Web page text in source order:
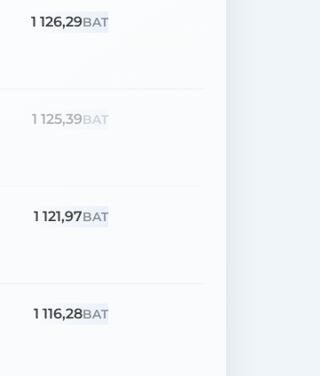
1 126,29BAT
1 125,39BAT
1 121,97BAT
1 116,28BAT